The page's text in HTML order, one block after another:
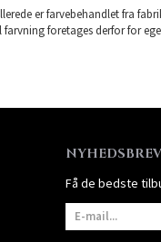
er farvebehandlet fra
farvning foretages derfor for
NYHEDSBREV
Få de bedste